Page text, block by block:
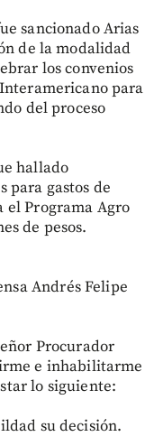
sancionado Arias
de la modalidad
los convenios
para
del proceso
hallado
para gastos de
Programa Agro
de pesos.
Andrés Felipe
Procurador
e inhabilitarme
lo siguiente:
su decisión.